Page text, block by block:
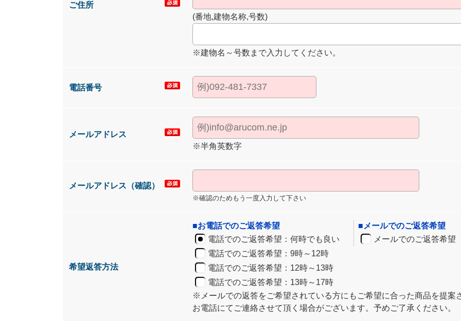
ご住所
(番地,建物名称,号数)
※建物名～号数まで入力してください。
電話番号
メールアドレス
※半角英数字
メールアドレス（確認）
※確認のためもう一度入力して下さい
希望返答方法
■お電話でのご返答希望
電話でのご返答希望：何時でも良い
電話でのご返答希望：9時～12時
電話でのご返答希望：12時～13時
電話でのご返答希望：13時～17時
■メールでのご返答希望
メールでのご返答希望
※メールでの返答をご希望されている方にもご希望に合った商品を提案
お電話にてご連絡させて頂く場合がございます。予めご了承ください。